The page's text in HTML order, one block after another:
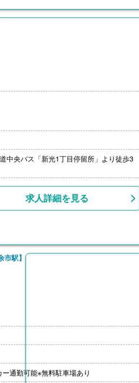
実績
中央バス「新光1丁目停留所」より徒歩3
求人詳細を見る
市駅】
円/km×勤務日数
※前年度実績
通勤可能※無料駐車場あり